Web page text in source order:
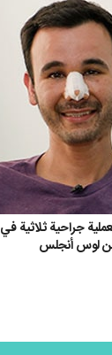
جراحية ثلاثية
لوس أنجلس